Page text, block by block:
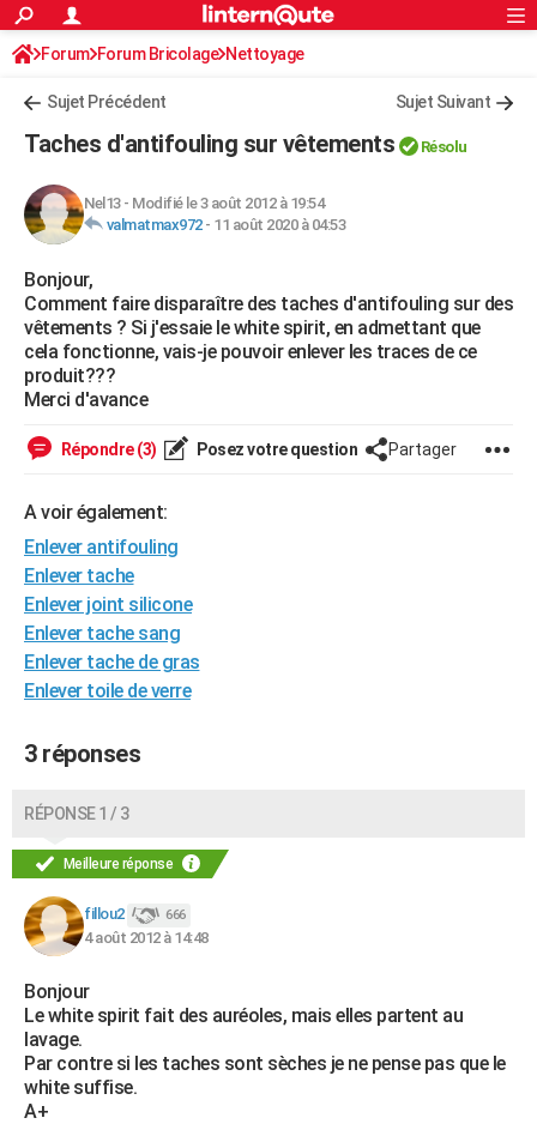
ACTUALITÉS
Politique
Société
Faits Divers
Education
Monde
Villes
+
Retraite
Impôts
Epargne
Immobilier
Risques naturels par ville
Banque
Assurance
Crédit
AUTO
HIGH-TECH
Mobiles
Meilleur smartphone
Internet
Ordinateurs
Jeux vidéo
Guide high-tech
+
BRICOLAGE
Forum
Aménagement intérieur
Extérieur
Cuisine
Salle de bains
Jardinage
Rangement
WEEK-END
Art de vivre
Bien-être
Loisirs
Mode
Modes de vie
Alimentation
Guide de la santé
Maladies
Médicaments
Sommeil
VOYAGE
Destinations
City break
Voyage nature
Voyage de noces
Forum
Climat
+PHOTO
GUIDES D'ACHAT
BONS PLANS
Carte de Noël
Carte Bonne année
Carte Saint-Valentin
Carte Pâques
Carte d'anniversaire
DICTIONNAIRE
Dictionnaire
Biographies
Citations
Expressions
Proverbes
PROGRAMME TV
COPAINS D'AVANT
S'inscrire
Se connecter
Lycées
Collèges
Primaires
Universités
Entreprises
Service militaire
Avis de recherche
AVIS DE DÉCÈS
FORUM
Bricolage
Lifestyle
Culture
Sport
Auto
Television
Voyage
Cinema
S'inscrire
Connexion
Forum Forum Bricolage Nettoyage
Sujet Précédent Sujet Suivant
Taches d'antifouling sur vêtements Résolu
Nel13- Modifié le 3 août 2012 à 19:54
valmatmax972- 11 août 2020 à 04:53
Bonjour,
Comment faire disparaître des taches d'antifouling sur des
vêtements ? Si j'essaie le white spirit, en admettant que
cela fonctionne, vais-je pouvoir enlever les traces de ce
produit???
Merci d'avance
Répondre (3) Posez votre question Partager
A voir également:
Enlever antifouling
Enlever tache
Enlever joint silicone
Enlever tache sang
Enlever tache de gras
Enlever toile de verre
3 réponses
RÉPONSE 1 / 3
Meilleure réponse
fillou2 666
4 août 2012 à 14:48
Bonjour
Le white spirit fait des auréoles, mais elles partent au
lavage.
Par contre si les taches sont sèches je ne pense pas que le
white suffise.
A+